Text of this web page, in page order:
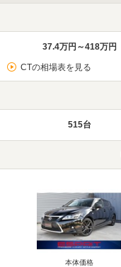
37.4万円～418万円
CTの相場表を見る
515台
本体価格